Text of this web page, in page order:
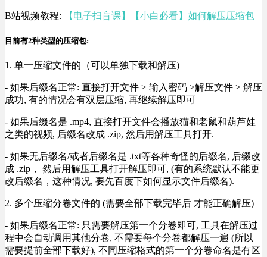
B站视频教程: 【电子扫盲课】【小白必看】如何解压压缩包
目前有2种类型的压缩包:
1. 单一压缩文件的（可以单独下载和解压)
- 如果后缀名正常: 直接打开文件 > 输入密码 >解压文件 > 解压
成功, 有的情况会有双层压缩, 再继续解压即可
- 如果后缀名是 .mp4, 直接打开文件会播放猫和老鼠和葫芦娃
之类的视频, 后缀名改成 .zip, 然后用解压工具打开.
- 如果无后缀名/或者后缀名是 .txt等各种奇怪的后缀名, 后缀改
成 .zip， 然后用解压工具打开解压即可, (有的系统默认不能更
改后缀名，这种情况, 要先百度下如何显示文件后缀名).
2. 多个压缩分卷文件的 (需要全部下载完毕后 才能正确解压)
- 如果后缀名正常: 只需要解压第一个分卷即可, 工具在解压过
程中会自动调用其他分卷, 不需要每个分卷都解压一遍 (所以
需要提前全部下载好), 不同压缩格式的第一个分卷命名是有区